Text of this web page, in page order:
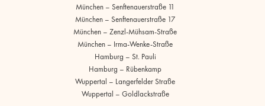
München – Senftenauerstraße 11
München – Senftenauerstraße 17
München – Zenzl-Mühsam-Straße
München – Irma-Wenke-Straße
Hamburg – St. Pauli
Hamburg – Rübenkamp
Wuppertal – Langerfelder Straße
Wuppertal – Goldlackstraße